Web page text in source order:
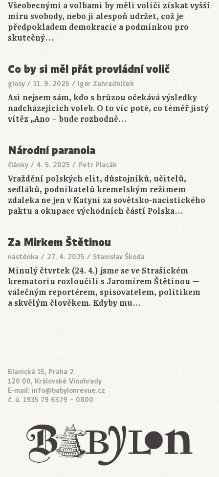
Všeobecnými a volbami by měli voliči získat vyšší
míru svobody, nebo ji alespoň udržet, což je
předpokladem demokracie a podmínkou pro
skutečný…
Co by si měl přát provládní volič
glosy / 11. 9. 2025 / Igor Zahradníček
Asi nejsem sám, kdo s hrůzou očekává výsledky
nadcházejících voleb. O to víc poté, co téměř jistý
vítěz „Ano – bude rozhodně…
Národní paranoia
články / 4. 5. 2025 / Petr Placák
Vraždění polských elit, důstojníků, učitelů,
sedláků, podnikatelů kremelským režimem
zdaleka ne jen v Katyni za sovětsko-nacistického
paktu a okupace východních částí Polska…
Za Mirkem Štětinou
nástěnka / 27. 4. 2025 / Stanislav Škoda
Minulý čtvrtek (24. 4.) jsme se ve Strašickém
krematoriu rozloučili s Jaromírem Štětinou —
válečným reportérem, spisovatelem, politikem
a skvělým člověkem. Kdyby mu…
Blanická 15, Praha 2
120 00, Královské Vinohrady
E-mail: info@babylonrevue.cz
č. ú. 1935 79 6379 – 0800